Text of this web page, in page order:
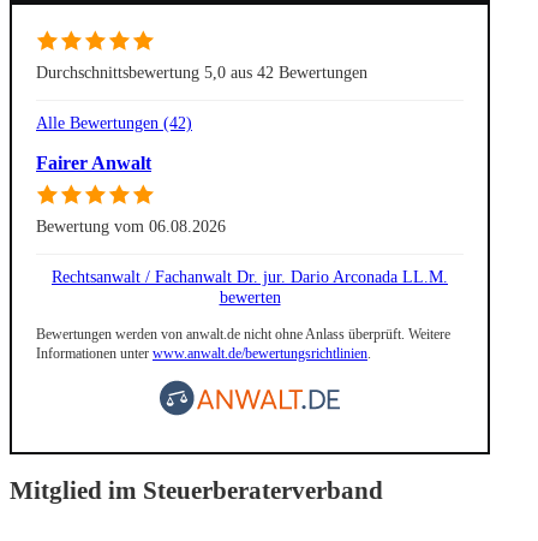
Durchschnittsbewertung 5,0 aus 42 Bewertungen
Alle Bewertungen (42)
Fairer Anwalt
Bewertung vom 06.08.2026
Rechtsanwalt / Fachanwalt Dr. jur. Dario Arconada LL.M.
bewerten
Bewertungen werden von anwalt.de nicht ohne Anlass überprüft. Weitere
Informationen unter www.anwalt.de/bewertungsrichtlinien
Mitglied im Steuerberaterverband